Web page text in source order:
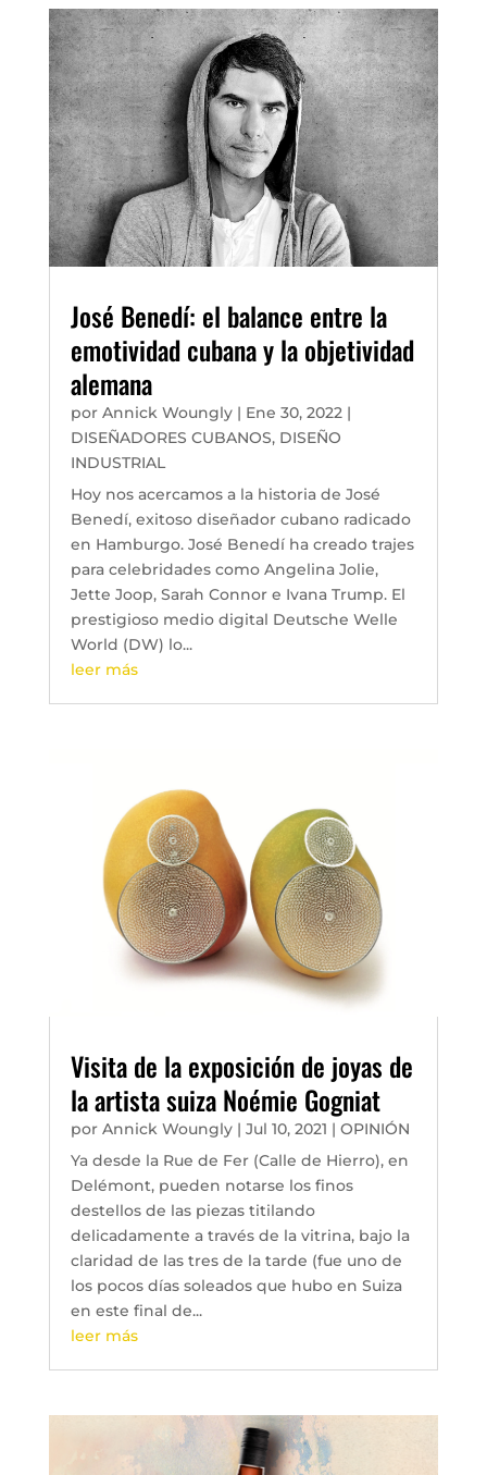
José Benedí: el balance entre la
emotividad cubana y la objetividad
alemana
por Annick Woungly| Ene 30, 2022|
DISEÑADORES CUBANOS, DISEÑO
INDUSTRIAL
Hoy nos acercamos a la historia de José
Benedí, exitoso diseñador cubano radicado
en Hamburgo. José Benedí ha creado trajes
para celebridades como Angelina Jolie,
Jette Joop, Sarah Connor e Ivana Trump. El
prestigioso medio digital Deutsche Welle
World (DW) lo...
leer más
Visita de la exposición de joyas de
la artista suiza Noémie Gogniat
por Annick Woungly| Jul 10, 2021 | OPINIÓN
Ya desde la Rue de Fer (Calle de Hierro), en
Delémont, pueden notarse los finos
destellos de las piezas titilando
delicadamente a través de la vitrina, bajo la
claridad de las tres de la tarde (fue uno de
los pocos días soleados que hubo en Suiza
en este final de...
leer más